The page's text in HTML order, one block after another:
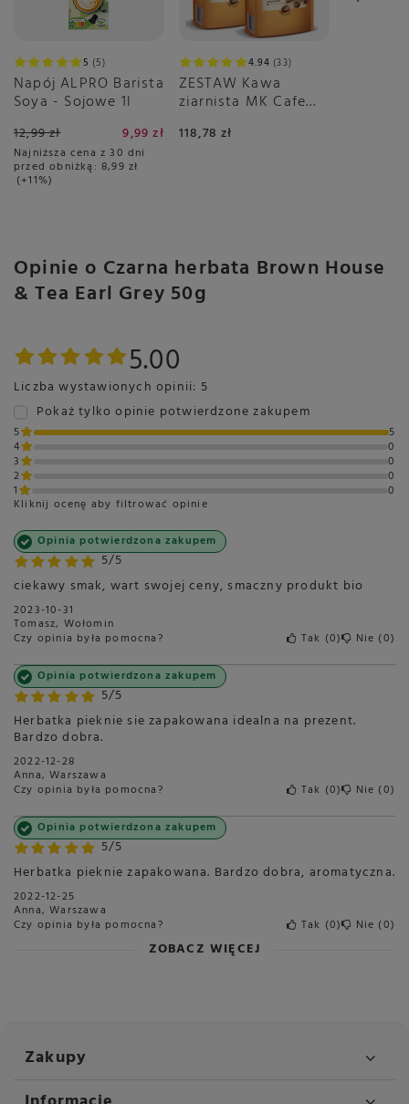
5 5
Napój ALPRO Barista
Soya - Sojowe 1l
12,99 zł 9,99 zł
Najniższa cena z 30 dni
przed obniżką: 8,99 zł
+11%
4.94 33
ZESTAW Kawa
ziarnista MK Cafe
118,78 zł
Opinie o Czarna herbata Brown House
& Tea Earl Grey 50g
5.00
Liczba wystawionych opinii: 5
Pokaż tylko opinie potwierdzone zakupem
5
5
4
0
3
0
2
0
1
0
Kliknij ocenę aby filtrować opinie
5/5
Opinia potwierdzona zakupem
ciekawy smak, wart swojej ceny, smaczny produkt bio
2023-10-31
Tomasz, Wołomin
Czy opinia była pomocna? Tak 0 Nie 0
5/5
Opinia potwierdzona zakupem
Herbatka pieknie sie zapakowana idealna na prezent.
Bardzo dobra.
2022-12-28
Anna, Warszawa
Czy opinia była pomocna? Tak 0 Nie 0
5/5
Opinia potwierdzona zakupem
Herbatka pieknie zapakowana. Bardzo dobra, aromatyczna.
2022-12-25
Anna, Warszawa
Czy opinia była pomocna? Tak 0 Nie 0
ZOBACZ WIĘCEJ
Zakupy